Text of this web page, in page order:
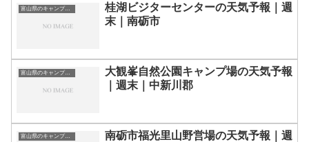
富山県のキャンプ場一覧
桂湖ビジターセンターの天気予報｜週
末｜南砺市
富山県のキャンプ場一覧
大観峯自然公園キャンプ場の天気予報
｜週末｜中新川郡
富山県のキャンプ場一覧
南砺市福光里山野営場の天気予報｜週